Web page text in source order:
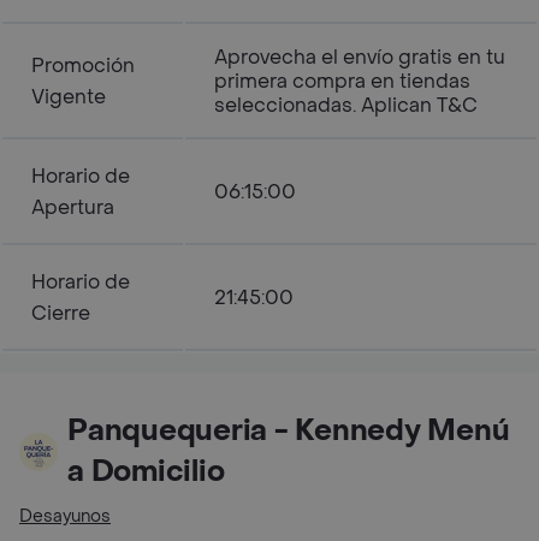
Promoción
Vigente
Aprovecha el envío gratis en tu
primera compra en tiendas
seleccionadas. Aplican T&C
Horario de
Apertura
06:15:00
Horario de
Cierre
21:45:00
Panquequeria - Kennedy Menú
a Domicilio
Desayunos